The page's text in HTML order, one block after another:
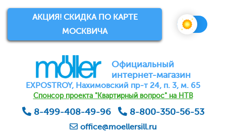
АКЦИЯ! СКИДКА ПО КАРТЕ
МОСКВИЧА
Официальный
интернет-магазин
EXPOSTROY, Нахимовский пр-т 24, п. 3, м. 65
Спонсор проекта "Квартирный вопрос" на НТВ
8-499-408-49-96 8-800-350-56-53
office@moellersill.ru